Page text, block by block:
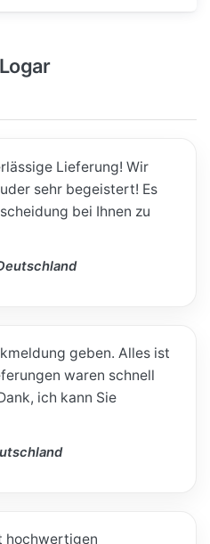
Lieferung! Wir
sehr begeistert! Es
bei Ihnen zu
geben. Alles ist
waren schnell
ich kann Sie
hochwertigen